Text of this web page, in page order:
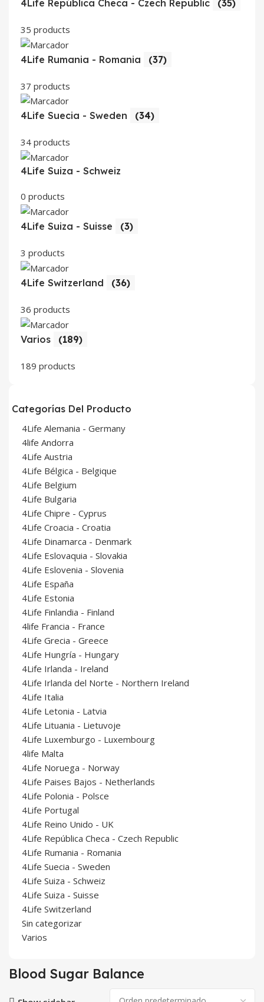
4Life República Checa - Czech Republic (35)
35 products
4Life Rumania - Romania (37)
37 products
4Life Suecia - Sweden (34)
34 products
4Life Suiza - Schweiz
0 products
4Life Suiza - Suisse (3)
3 products
4Life Switzerland (36)
36 products
Varios (189)
189 products
Categorías Del Producto
4Life Alemania - Germany
4life Andorra
4Life Austria
4Life Bélgica - Belgique
4Life Belgium
4Life Bulgaria
4Life Chipre - Cyprus
4Life Croacia - Croatia
4Life Dinamarca - Denmark
4Life Eslovaquia - Slovakia
4Life Eslovenia - Slovenia
4Life España
4Life Estonia
4Life Finlandia - Finland
4life Francia - France
4Life Grecia - Greece
4Life Hungría - Hungary
4Life Irlanda - Ireland
4Life Irlanda del Norte - Northern Ireland
4Life Italia
4Life Letonia - Latvia
4Life Lituania - Lietuvoje
4Life Luxemburgo - Luxembourg
4life Malta
4Life Noruega - Norway
4Life Paises Bajos - Netherlands
4Life Polonia - Polsce
4Life Portugal
4Life Reino Unido - UK
4Life República Checa - Czech Republic
4Life Rumania - Romania
4Life Suecia - Sweden
4Life Suiza - Schweiz
4Life Suiza - Suisse
4Life Switzerland
Sin categorizar
Varios
Blood Sugar Balance